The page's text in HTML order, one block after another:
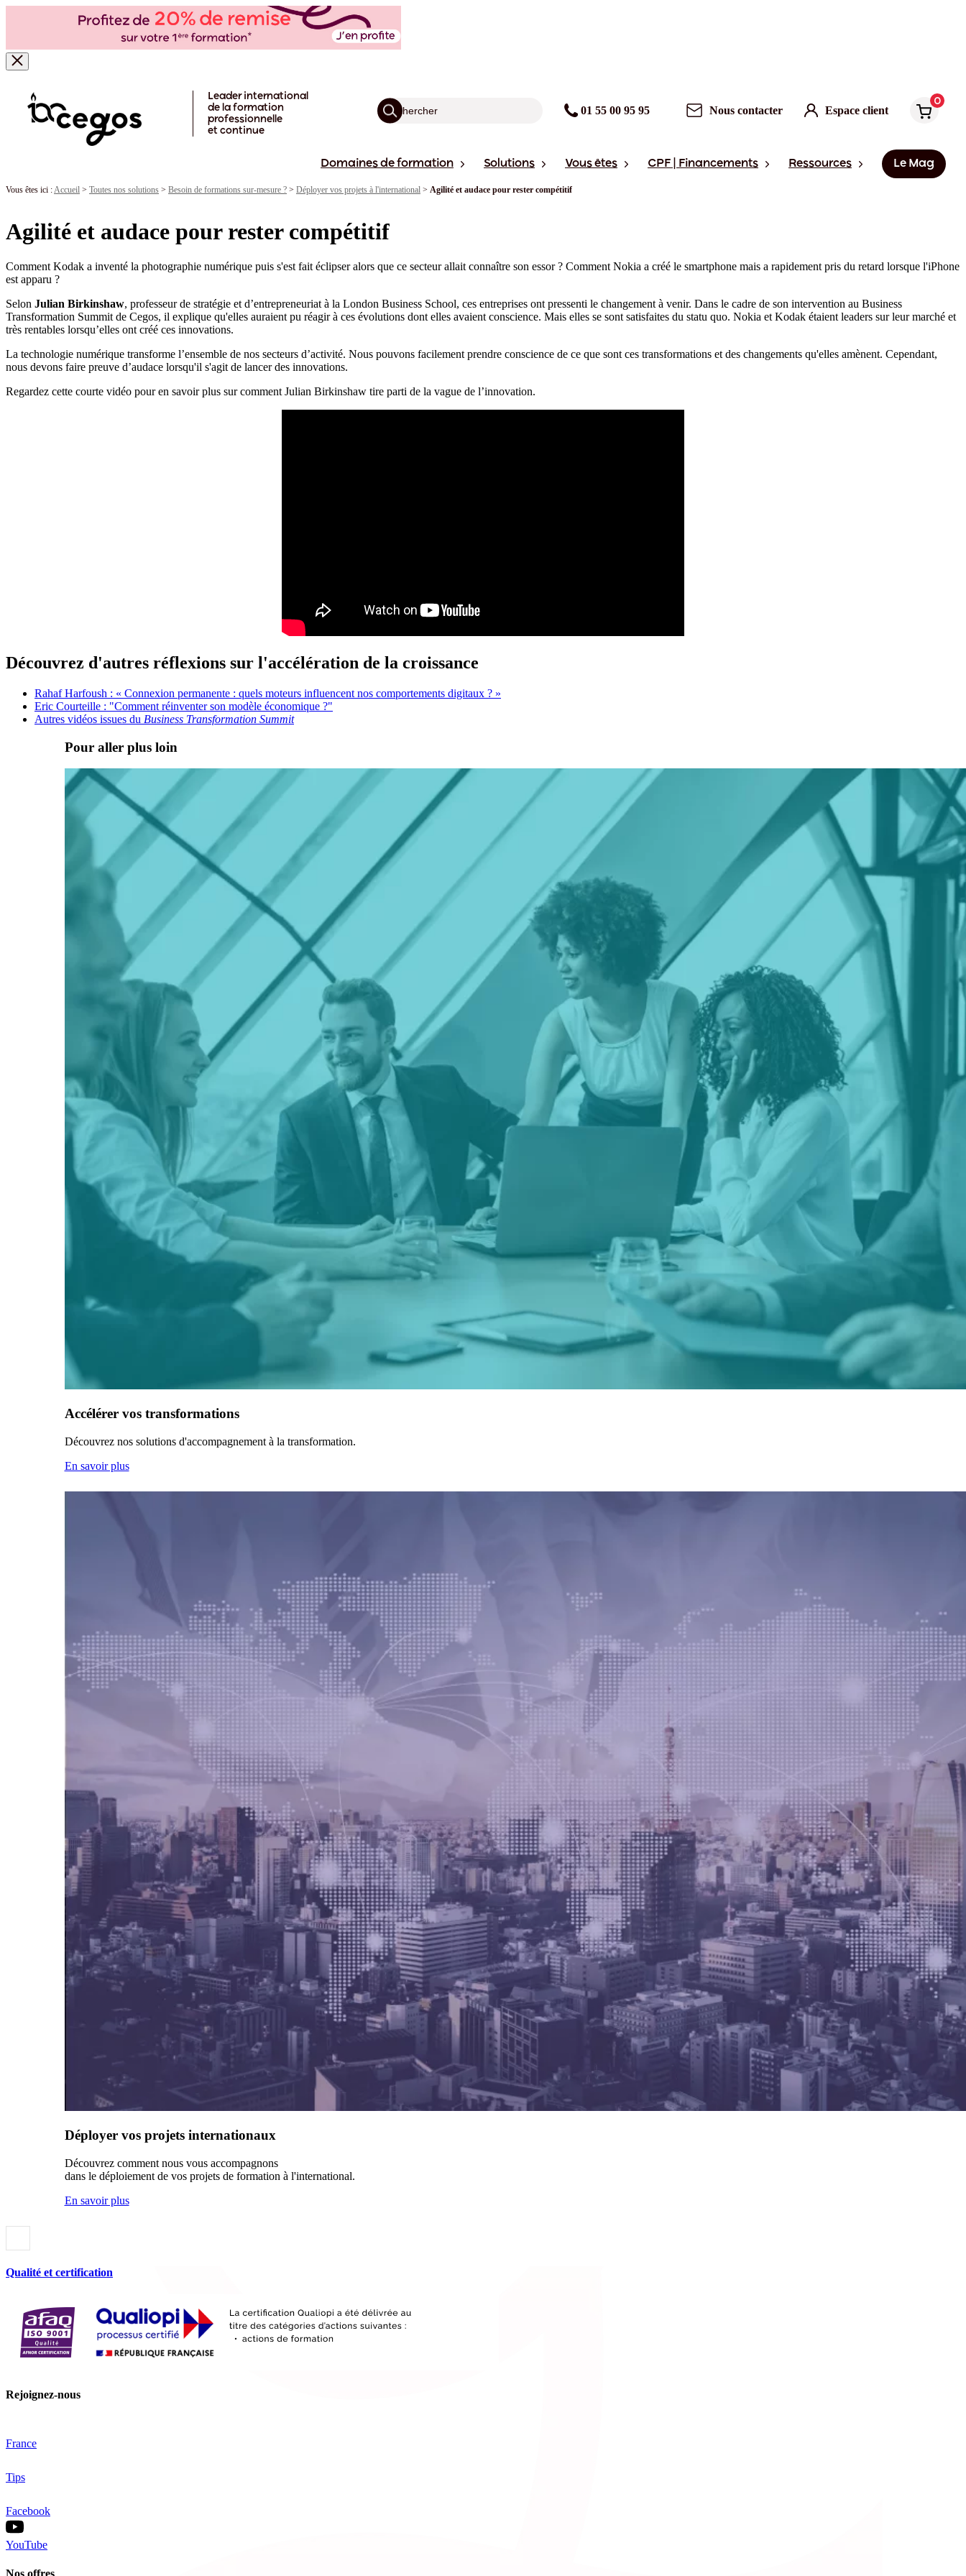
Leader international
de la formation
professionnelle
et continue
01 55 00 95 95 Nous contacter Espace client
0
Domaines de formation Solutions Vous êtes CPF | Financements Ressources Le Mag
Vous êtes ici :Accueil > Toutes nos solutions > Besoin de formations sur-mesure ? > Déployer vos projets à l'international > Agilité et audace pour rester compétitif
Agilité et audace pour rester compétitif
Comment Kodak a inventé la photographie numérique puis s'est fait éclipser alors que ce secteur allait connaître son essor ? Comment Nokia a créé le smartphone mais a rapidement pris du retard lorsque l'iPhone
est apparu ?
Selon Julian Birkinshaw, professeur de stratégie et d’entrepreneuriat à la London Business School, ces entreprises ont pressenti le changement à venir. Dans le cadre de son intervention au Business
Transformation Summit de Cegos, il explique qu'elles auraient pu réagir à ces évolutions dont elles avaient conscience. Mais elles se sont satisfaites du statu quo. Nokia et Kodak étaient leaders sur leur marché et
très rentables lorsqu’elles ont créé ces innovations.
La technologie numérique transforme l’ensemble de nos secteurs d’activité. Nous pouvons facilement prendre conscience de ce que sont ces transformations et des changements qu'elles amènent. Cependant,
nous devons faire preuve d’audace lorsqu'il s'agit de lancer des innovations.
Regardez cette courte vidéo pour en savoir plus sur comment Julian Birkinshaw tire parti de la vague de l’innovation.
Découvrez d'autres réflexions sur l'accélération de la croissance
Rahaf Harfoush : « Connexion permanente : quels moteurs influencent nos comportements digitaux ? »
Eric Courteille : "Comment réinventer son modèle économique ?"
Autres vidéos issues du Business Transformation Summit
Pour aller plus loin
Accélérer vos transformations
Découvrez nos solutions d'accompagnement à la transformation.
En savoir plus
Déployer vos projets internationaux
Découvrez comment nous vous accompagnons
dans le déploiement de vos projets de formation à l'international.
En savoir plus
Qualité et certification
Rejoignez-nous
France
Tips
Facebook
YouTube
Nos offres